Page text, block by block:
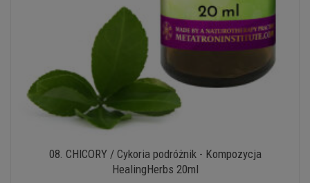
08. CHICORY / Cykoria podróżnik - Kompozycja
HealingHerbs 20ml